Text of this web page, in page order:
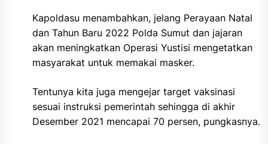
Kapoldasu menambahkan, jelang Perayaan Natal
dan Tahun Baru 2022 Polda Sumut dan jajaran
akan meningkatkan Operasi Yustisi mengetatkan
masyarakat untuk memakai masker.
Tentunya kita juga mengejar target vaksinasi
sesuai instruksi pemerintah sehingga di akhir
Desember 2021 mencapai 70 persen, pungkasnya.